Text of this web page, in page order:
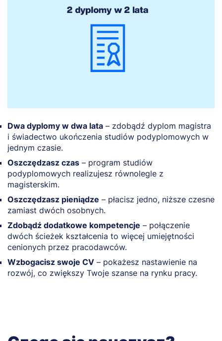
Dwa dyplomy w dwa lata – zdobądź dyplom magistra
i świadectwo ukończenia studiów podyplomowych w
jednym czasie.
Oszczędzasz czas – program studiów
podyplomowych realizujesz równolegle z
magisterskim.
Oszczędzasz pieniądze – płacisz jedno, niższe czesne
zamiast dwóch osobnych.
Zdobądź dodatkowe kompetencje – połączenie
dwóch ścieżek kształcenia to więcej umiejętności
cenionych przez pracodawców.
Wzbogacisz swoje CV – pokażesz nastawienie na
rozwój, co zwiększy Twoje szanse na rynku pracy.